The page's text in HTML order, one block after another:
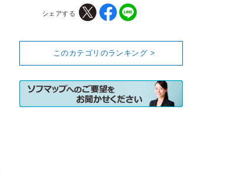
シェアする
このカテゴリのランキング >